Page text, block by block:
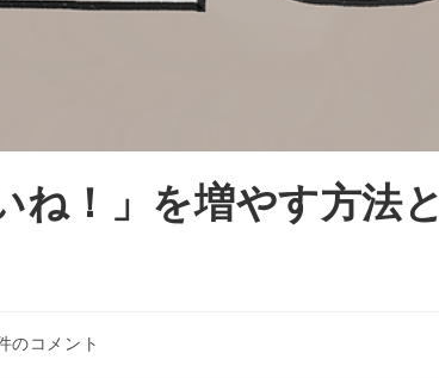
ね！」を増やす方法と
のコメント